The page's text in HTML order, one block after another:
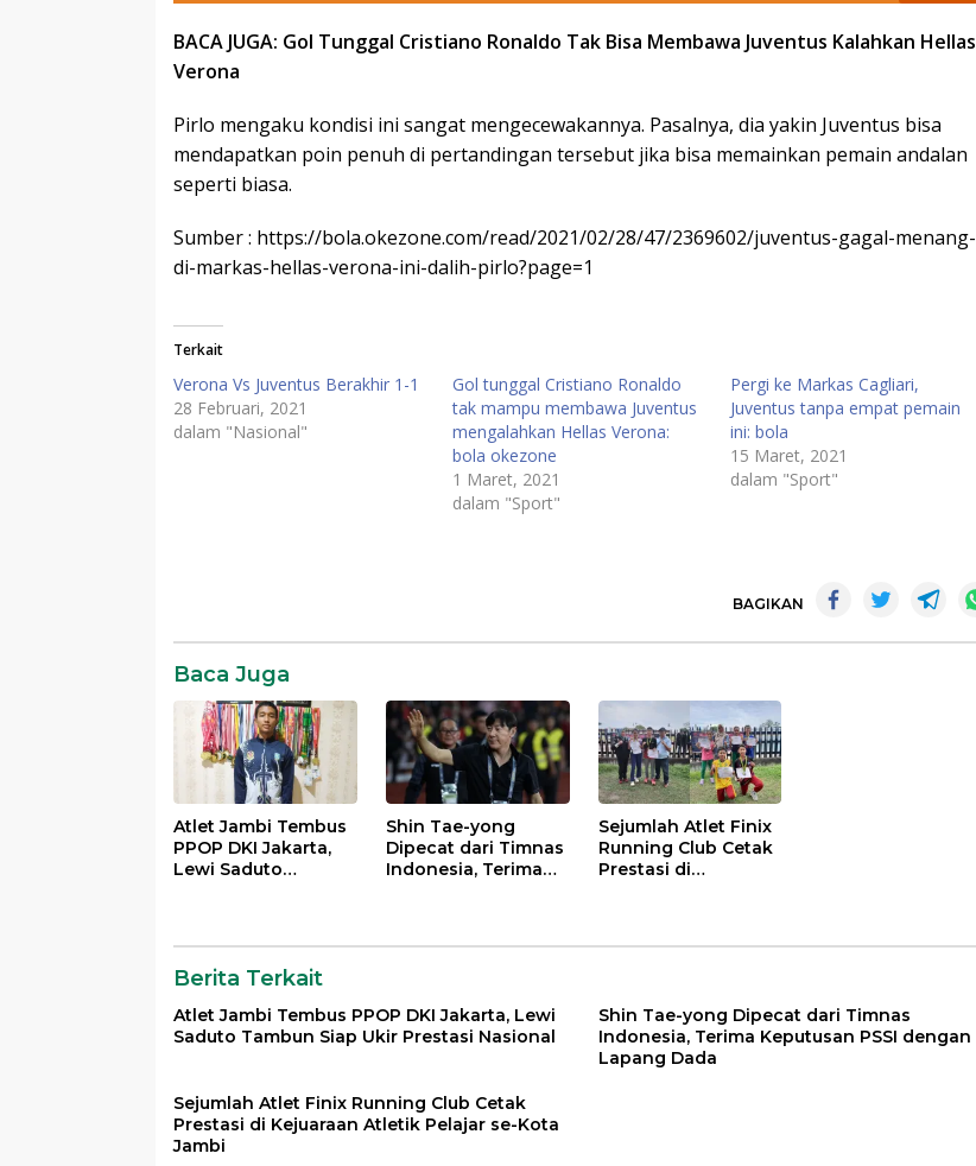
BACA JUGA: Gol Tunggal Cristiano Ronaldo Tak Bisa Membawa Juventus Kalahkan Hellas
Verona
Pirlo mengaku kondisi ini sangat mengecewakannya. Pasalnya, dia yakin Juventus bisa
mendapatkan poin penuh di pertandingan tersebut jika bisa memainkan pemain andalan
seperti biasa.
Sumber : https://bola.okezone.com/read/2021/02/28/47/2369602/juventus-gagal-menang-
di-markas-hellas-verona-ini-dalih-pirlo?page=1
Terkait
Verona Vs Juventus Berakhir 1-1
28 Februari, 2021
dalam "Nasional"
Gol tunggal Cristiano Ronaldo
tak mampu membawa Juventus
mengalahkan Hellas Verona:
bola okezone
1 Maret, 2021
dalam "Sport"
Pergi ke Markas Cagliari,
Juventus tanpa empat pemain
ini: bola
15 Maret, 2021
dalam "Sport"
BAGIKAN
Baca Juga
Atlet Jambi Tembus
PPOP DKI Jakarta,
Lewi Saduto
Shin Tae-yong
Dipecat dari Timnas
Indonesia, Terima
Sejumlah Atlet Finix
Running Club Cetak
Prestasi di
Berita Terkait
Atlet Jambi Tembus PPOP DKI Jakarta, Lewi
Saduto Tambun Siap Ukir Prestasi Nasional
Shin Tae-yong Dipecat dari Timnas
Indonesia, Terima Keputusan PSSI dengan
Lapang Dada
Sejumlah Atlet Finix Running Club Cetak
Prestasi di Kejuaraan Atletik Pelajar se-Kota
Jambi